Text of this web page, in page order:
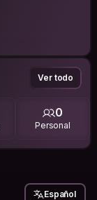
Ver todo
0
Personal
Español